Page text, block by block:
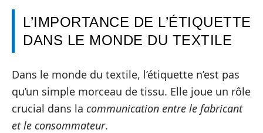
L’IMPORTANCE DE L’ÉTIQUETTE
DANS LE MONDE DU TEXTILE
Dans le monde du textile, l’étiquette n’est pas
qu’un simple morceau de tissu. Elle joue un rôle
crucial dans la communication entre le fabricant
et le consommateur.